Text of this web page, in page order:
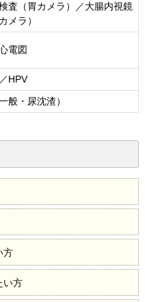
査（胃カメラ）／大腸内視鏡
メラ）
電図
HPV
般・尿沈渣）
方
い方